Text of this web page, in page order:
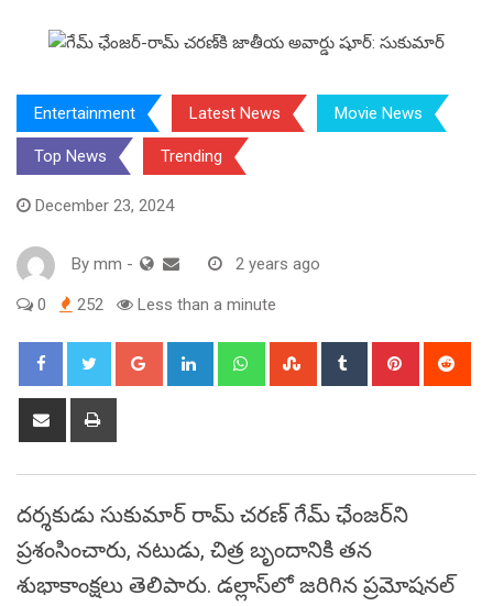
Entertainment Latest News Movie News
Top News Trending
December 23, 2024
By mm - 2 years ago
0 252 Less than a minute
Google+ LinkedIn WhatsappStumbleUpon
Tumblr Pinterest
Share
దర్శకుడు సుకుమార్ రామ్ చరణ్ గేమ్ ఛేంజర్‌ని
ప్రశంసించారు, నటుడు, చిత్ర బృందానికి తన
శుభాకాంక్షలు తెలిపారు. డల్లాస్‌లో జరిగిన ప్రమోషనల్